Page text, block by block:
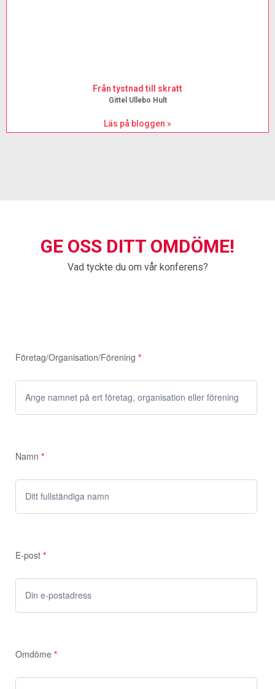
Från tystnad till skratt
Gittel Ullebo Hult
Läs på bloggen »
GE OSS DITT OMDÖME!
Vad tyckte du om vår konferens?
Företag/Organisation/Förening *
Namn *
E-post *
Omdöme *